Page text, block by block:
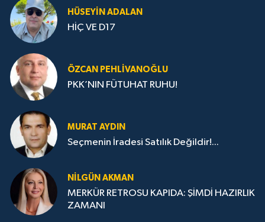
HÜSEYIN ADALAN
HİÇ VE D17
ÖZCAN PEHLIVANOĞLU
PKK’NIN FÜTUHAT RUHU!
MURAT AYDIN
Seçmenin İradesi Satılık Değildir!...
NILGÜN AKMAN
MERKÜR RETROSU KAPIDA: ŞİMDİ HAZIRLIK
ZAMANI